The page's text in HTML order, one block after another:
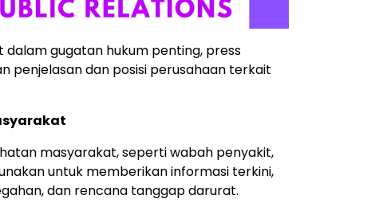
gugatan hukum penting, press
penjelasan dan posisi perusahaan terkait
masyarakat, seperti wabah penyakit,
untuk memberikan informasi terkini,
dan rencana tanggap darurat.